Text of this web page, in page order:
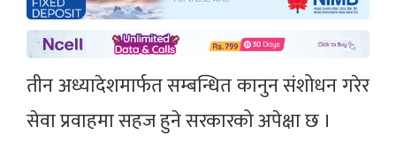
तीन अध्यादेशमार्फत सम्बन्धित कानुन संशोधन गरेर
सेवा प्रवाहमा सहज हुने सरकारको अपेक्षा छ ।